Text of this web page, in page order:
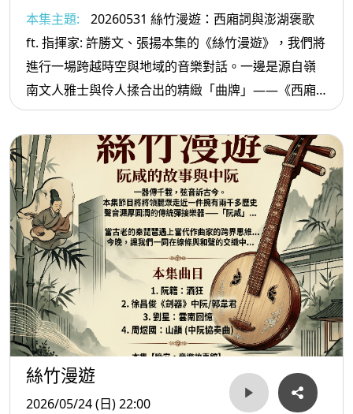
本集主題:
20260531 絲竹漫遊：西廂詞與澎湖褒歌
ft. 指揮家: 許勝文、張揚本集的《絲竹漫遊》，我們將
進行一場跨越時空與地域的音樂對話。一邊是源自嶺
南文人雅士與伶人揉合出的精緻「曲牌」——《西廂
詞》；另一邊則是澎湖海島居民在潮汐與旱地間隨口
吟唱的「常民文學」——《澎湖褒歌》。
絲竹漫遊
2026/05/24 (日) 22:00